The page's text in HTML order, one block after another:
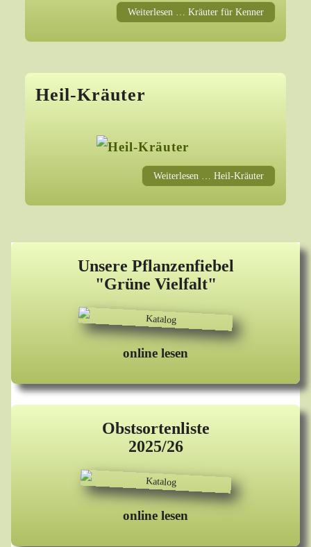
Unsere Pflanzenfiebel
"Grüne Vielfalt"
online lesen
Obstsortenliste
2025/26
online lesen
Weiterlesen … Kräuter für Kenner
Heil-Kräuter
Weiterlesen … Heil-Kräuter